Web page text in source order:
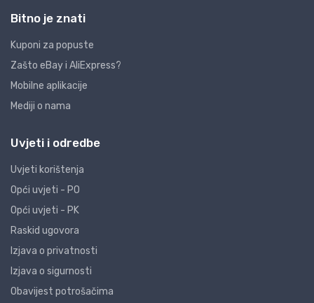
Bitno je znati
Kuponi za popuste
Zašto eBay i AliExpress?
Mobilne aplikacije
Mediji o nama
Uvjeti i odredbe
Uvjeti korištenja
Opći uvjeti - PO
Opći uvjeti - PK
Raskid ugovora
Izjava o privatnosti
Izjava o sigurnosti
Obavijest potrošačima